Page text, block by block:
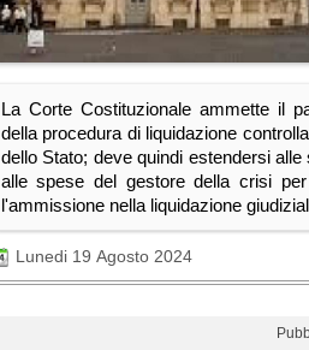
La Corte Costituzionale ammette il
della procedura di liquidazione
dello Stato; deve quindi estendersi
alle spese del gestore della crisi
l'ammissione nella liquidazione
Lunedi 19 Agosto 2024